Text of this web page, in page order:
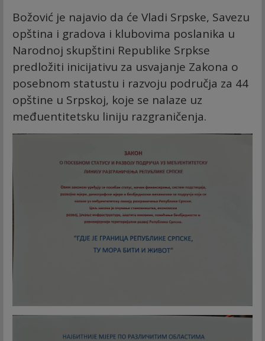
Božović je najavio da će Vladi Srpske, Savezu
opština i gradova i klubovima poslanika u
Narodnoj skupštini Republike Srpkse
predložiti inicijativu za usvajanje Zakona o
posebnom statustu i razvoju područja za 44
opštine u Srpskoj, koje se nalaze uz
međuentitetsku liniju razgraničenja.